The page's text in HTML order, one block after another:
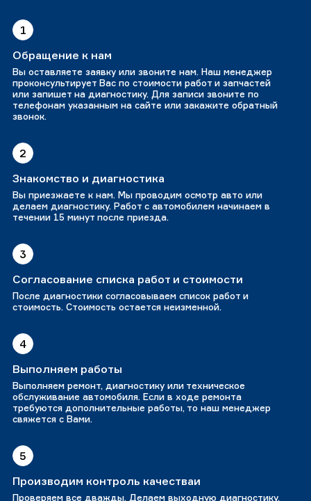
1
Обращение к нам
Вы оставляете заявку или звоните нам. Наш менеджер
проконсультирует Вас по стоимости работ и запчастей
или запишет на диагностику. Для записи звоните по
телефонам указанным на сайте или закажите обратный
звонок.
2
Знакомство и диагностика
Вы приезжаете к нам. Мы проводим осмотр авто или
делаем диагностику. Работ с автомобилем начинаем в
течении 15 минут после приезда.
3
Согласование списка работ и стоимости
После диагностики согласовываем список работ и
стоимость. Стоимость остается неизменной.
4
Выполняем работы
Выполняем ремонт, диагностику или техническое
обслуживание автомобиля. Если в ходе ремонта
требуются дополнительные работы, то наш менеджер
свяжется с Вами.
5
Производим контроль качестваи
Проверяем все дважды. Делаем выходную диагностику.